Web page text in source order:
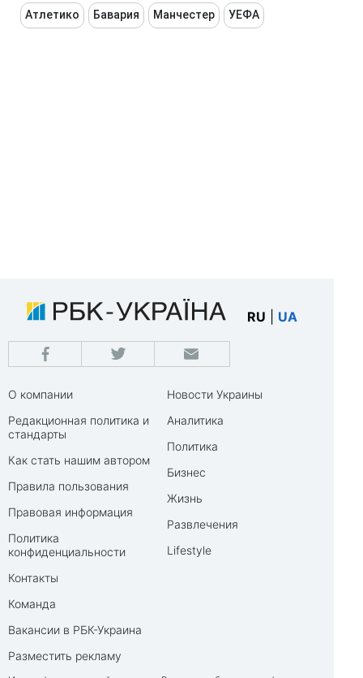
Атлетико Бавария Манчестер УЕФА
RU UA
О компании
Редакционная политика и
стандарты
Как стать нашим автором
Правила пользования
Правовая информация
Политика
конфиденциальности
Контакты
Команда
Вакансии в РБК-Украина
Разместить рекламу
Новости Украины
Аналитика
Политика
Бизнес
Жизнь
Развлечения
Lifestyle